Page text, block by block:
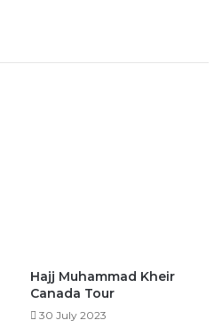
Hajj Muhammad Kheir
Canada Tour
30 July 2023